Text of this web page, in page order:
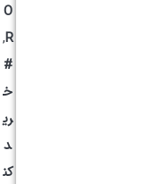
O
R
,
#
خ
ری
د
کن